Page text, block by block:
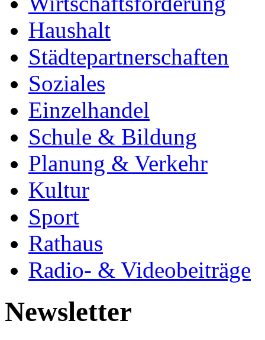
Haushalt
Städtepartnerschaften
Soziales
Einzelhandel
Schule & Bildung
Planung & Verkehr
Kultur
Sport
Rathaus
Radio- & Videobeiträge
Newsletter